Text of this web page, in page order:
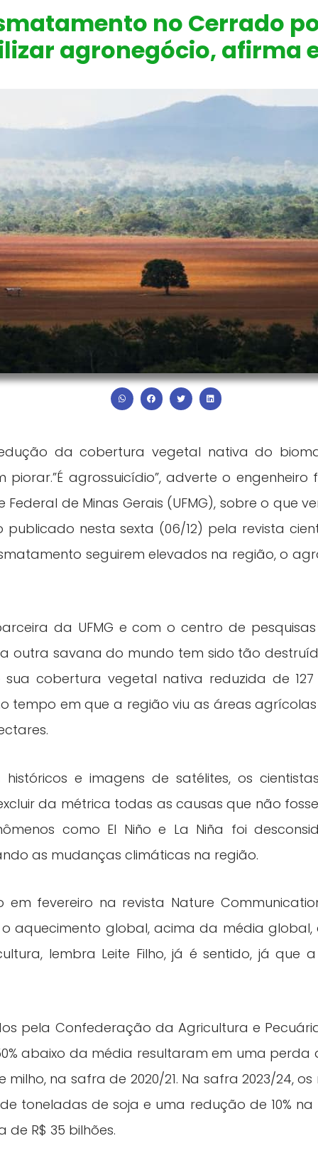
no Cerrado
agronegócio, afirma
da cobertura vegetal nativa do
agrossuicídio”, adverte o engenheiro
Federal de Minas Gerais (UFMG), sobre o que
nesta sexta (06/12) pela revista
seguirem elevados na região, o
da UFMG e com o centro de
outra savana do mundo tem sido tão
cobertura vegetal nativa reduzida de
tempo em que a região viu as áreas
e imagens de satélites, os
da métrica todas as causas que não
como El Niño e La Niña foi
as mudanças climáticas na região.
fevereiro na revista Nature
aquecimento global, acima da média
lembra Leite Filho, já é sentido, já que
pela Confederação da Agricultura e
abaixo da média resultaram em uma perda
na safra de 2020/21. Na safra 2023/24,
toneladas de soja e uma redução de 10%
R$ 35 bilhões.